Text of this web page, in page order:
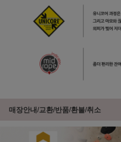
매장안내/교환/반품/환불/취소